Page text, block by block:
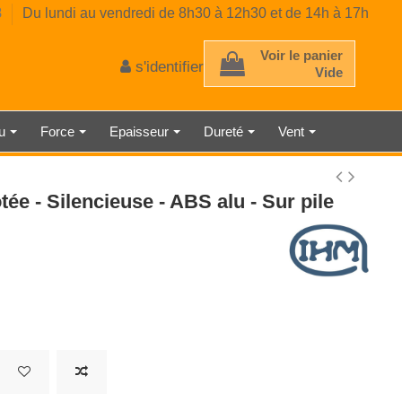
Du lundi au vendredi de 8h30 à 12h30 et de 14h à 17h
Voir le panier
Vide
s'identifier
THERMOMÈTRE INDUSTRIEL
DÉTECTEUR DE LUMINOSITÉ
SONOMÈTRE ENREGISTREUR
Force Epaisseur Dureté Vent
- Silencieuse - ABS alu - Sur pile